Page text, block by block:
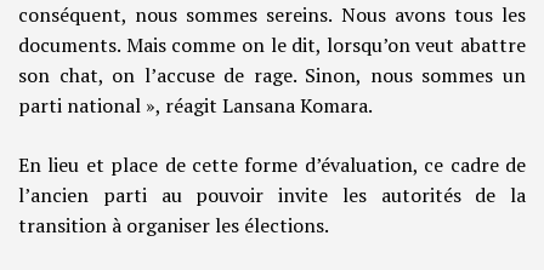
conséquent, nous sommes sereins. Nous avons tous les
documents. Mais comme on le dit, lorsqu’on veut abattre
son chat, on l’accuse de rage. Sinon, nous sommes un
parti national », réagit Lansana Komara.
En lieu et place de cette forme d’évaluation, ce cadre de
l’ancien parti au pouvoir invite les autorités de la
transition à organiser les élections.